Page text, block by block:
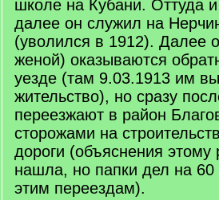
школе на Кубани. Оттуда
далее он служил на
(уволился в 1912). Далее
женой) оказываются
уезде (там 9.03.1913 им
жительство), но сразу
переезжают в район
сторожами на
дороги (объяснения
нашла, но папки дел на 60
этим переездам).